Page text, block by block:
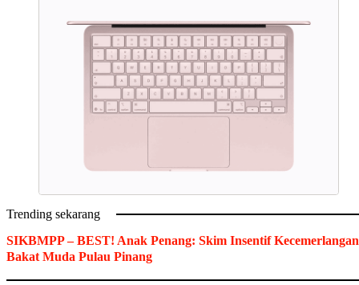
Trending sekarang
SIKBMPP – BEST! Anak Penang: Skim Insentif Kecemerlangan
Bakat Muda Pulau Pinang